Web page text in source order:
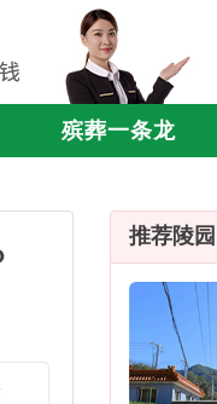
殡葬一条龙
推荐陵园